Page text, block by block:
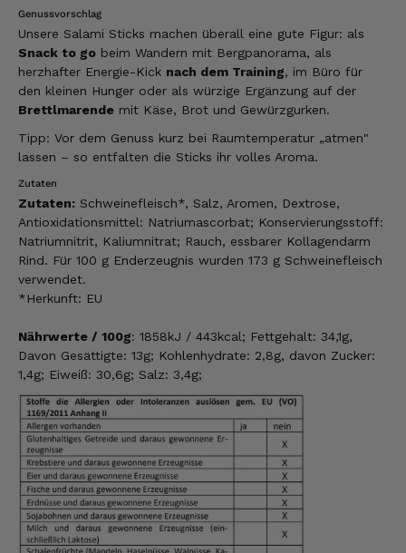
Genussvorschlag
Unsere Salami Sticks machen überall eine gute Figur: als
Snack to go beim Wandern mit Bergpanorama, als
herzhafter Energie-Kick nach dem Training, im Büro für
den kleinen Hunger oder als würzige Ergänzung auf der
Brettlmarende mit Käse, Brot und Gewürzgurken.
Tipp: Vor dem Genuss kurz bei Raumtemperatur „atmen"
lassen – so entfalten die Sticks ihr volles Aroma.
Zutaten
Zutaten: Schweinefleisch*, Salz, Aromen, Dextrose,
Antioxidationsmittel: Natriumascorbat; Konservierungsstoff:
Natriumnitrit, Kaliumnitrat; Rauch, essbarer Kollagendarm
Rind. Für 100 g Enderzeugnis wurden 173 g Schweinefleisch
verwendet.
*Herkunft: EU
Nährwerte / 100g: 1858kJ / 443kcal; Fettgehalt: 34,1g,
Davon Gesättigte: 13g; Kohlenhydrate: 2,8g, davon Zucker:
1,4g; Eiweiß: 30,6g; Salz: 3,4g;